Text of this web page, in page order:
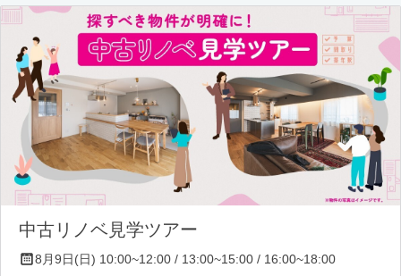
中古リノベ見学ツアー
8月9日(日) 10:00~12:00 / 13:00~15:00 / 16:00~18:00